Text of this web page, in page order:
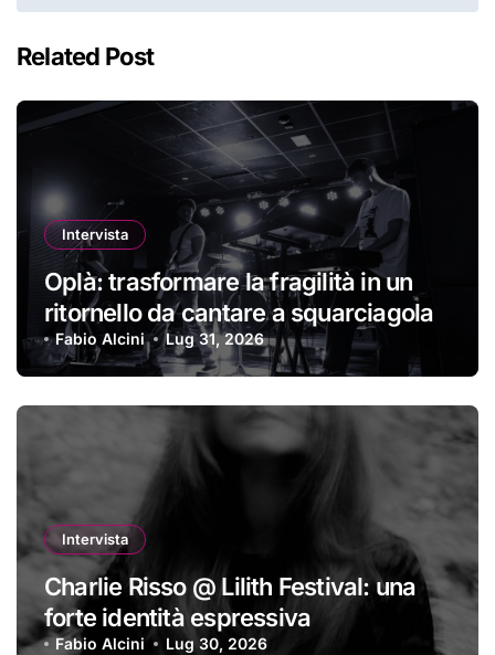
Related Post
Intervista
Oplà: trasformare la fragilità in un
ritornello da cantare a squarciagola
Fabio Alcini Lug 31, 2026
Intervista
Charlie Risso @ Lilith Festival: una
forte identità espressiva
Fabio Alcini Lug 30, 2026